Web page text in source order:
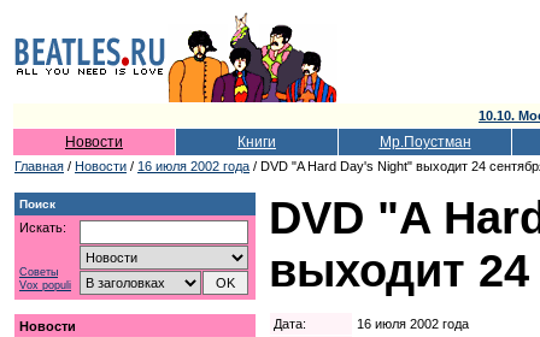
10.10.
Новости Книги Мр.Поустман
Главная / Новости / 16 июля 2002 года / DVD "A Hard Day's Night" выходит 24
Поиск
Искать:
Советы
Vox populi
Новости
DVD "A
выходит 24
Дата:
16 июля 2002 года